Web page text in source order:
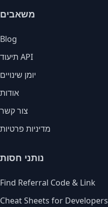
משאבים
Blog
תיעוד API
יומן שינויים
אודות
צור קשר
מדיניות פרטיות
נותני חסות
Find Referral Code & Link
Cheat Sheets for Developers